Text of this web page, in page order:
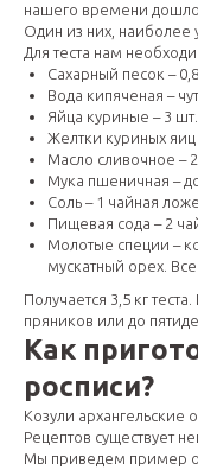
нашего времени дошло
Один из них, наиболее
Для теста нам
Сахарный песок – 0,8
Вода кипяченая –
Яйца куриные – 3 шт.
Желтки куриных яиц
Масло сливочное –
Мука пшеничная –
Соль – 1 чайная
Пищевая сода – 2
Молотые специи –
мускатный орех.
Получается 3,5 кг
пряников или до
Как
росписи?
Козули архангельские
Рецептов существует
Мы приведем пример